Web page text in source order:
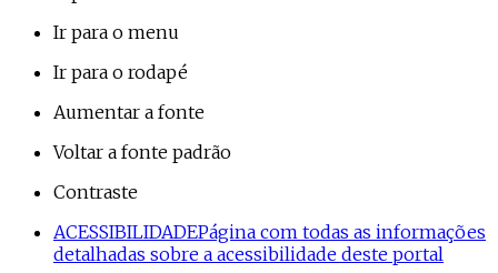
Ir para o menu
Ir para o rodapé
Aumentar a fonte
Voltar a fonte padrão
Contraste
ACESSIBILIDADEPágina com todas as informações
detalhadas sobre a acessibilidade deste portal